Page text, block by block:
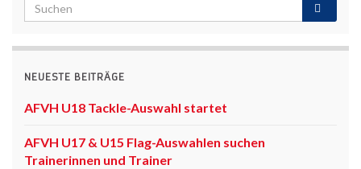
NEUESTE BEITRÄGE
AFVH U18 Tackle-Auswahl startet
AFVH U17 & U15 Flag-Auswahlen suchen
Trainerinnen und Trainer